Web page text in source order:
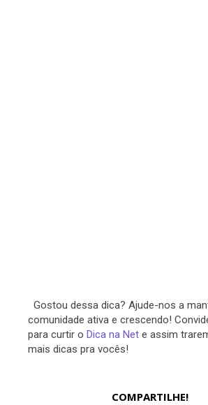
Gostou dessa dica? Ajude-nos a
comunidade ativa e crescendo!
para curtir o Dica na Nete assim
mais dicas pra vocês!
COMPARTILHE!